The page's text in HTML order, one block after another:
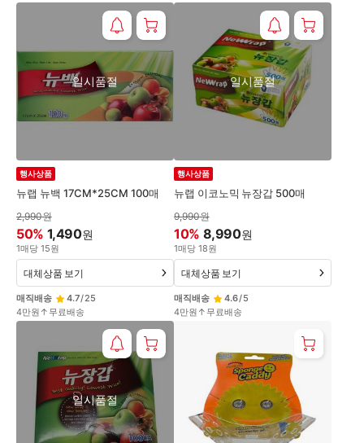
뉴랩 뉴백 17CM*25CM 100매
일시품절
행사상품
2,990원
50% 1,490원
1매당 15원
매직배송 4.7/25
4만원↑무료배송
대체상품 보기
뉴랩 이코노믹 뉴장갑 500매
일시품절
행사상품
9,990원
10% 8,990원
1매당 18원
매직배송 4.6/5
4만원↑무료배송
대체상품 보기
일시품절